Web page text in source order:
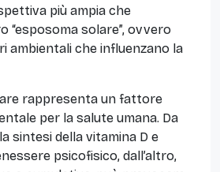
più ampia che
“esposoma solare”, ovvero
ambientali che influenzano la
rappresenta un fattore
per la salute umana. Da
sintesi della vitamina D e
psicofisico, dall’altro,